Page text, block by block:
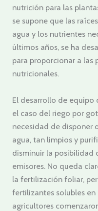
nutrición para las
se supone que las
agua y los nutrientes
últimos años, se ha
para proporcionar a las
nutricionales.
El desarrollo de equipo
el caso del riego por
necesidad de disponer
agua, tan limpios y
disminuir la posibilidad
emisores. No queda
la fertilización foliar,
fertilizantes solubles
agricultores